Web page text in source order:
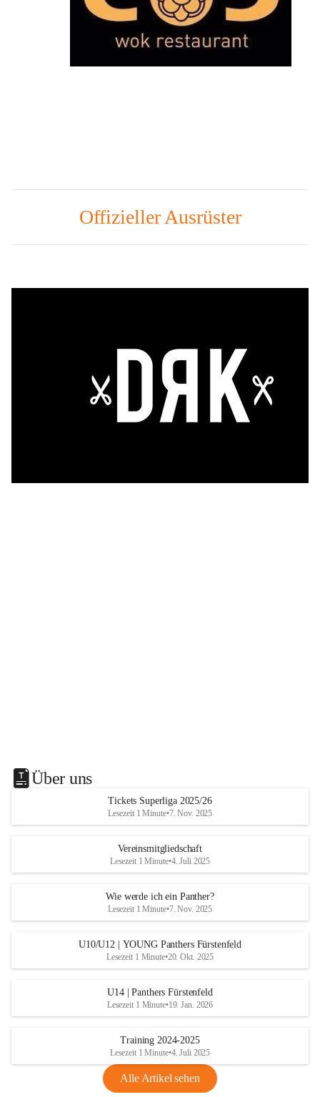
Offizieller Ausrüster
Über uns
Tickets Superliga 2025/26
Lesezeit 1 Minute•7. Nov. 2025
Vereinsmitgliedschaft
Lesezeit 1 Minute•4. Juli 2025
Wie werde ich ein Panther?
Lesezeit 1 Minute•7. Nov. 2025
U10/U12 | YOUNG Panthers Fürstenfeld
Lesezeit 1 Minute•20. Okt. 2025
U14 | Panthers Fürstenfeld
Lesezeit 1 Minute•19. Jan. 2026
Training 2024-2025
Lesezeit 1 Minute•4. Juli 2025
Alle Artikel sehen